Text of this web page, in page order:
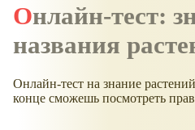
Онлайн-тест: знаешь ли ты
названия
Онлайн-тест на знание
конце сможешь посмотреть